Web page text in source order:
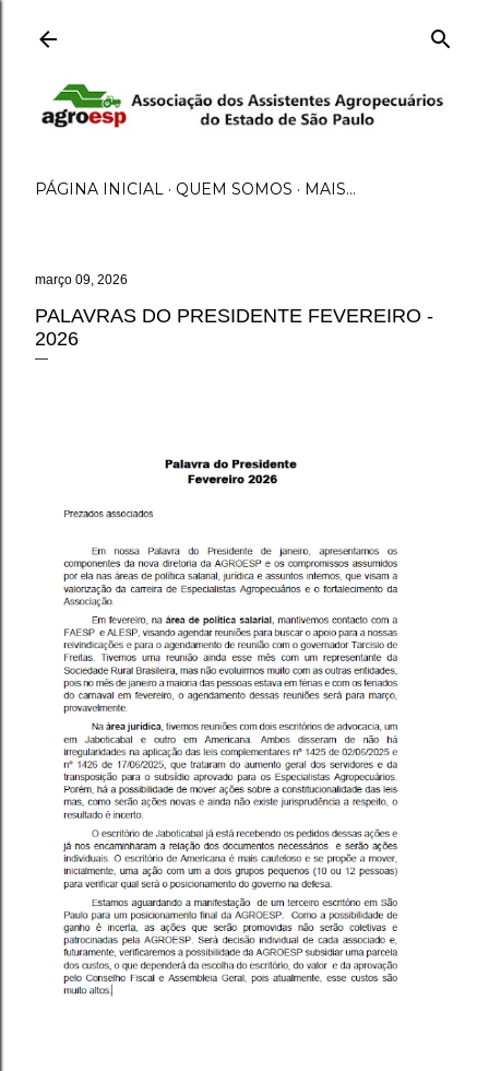
PÁGINA INICIAL QUEM SOMOS MAIS…
março 09, 2026
PALAVRAS DO PRESIDENTE FEVEREIRO -
2026